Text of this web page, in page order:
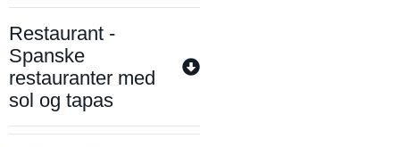
Restaurant -
Spanske
restauranter med
sol og tapas